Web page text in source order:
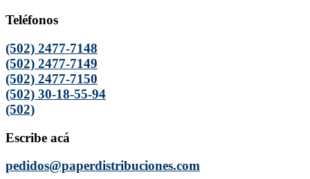
Teléfonos
(502) 2477-7148
(502) 2477-7149
(502) 2477-7150
(502) 30-18-55-94
(502)
Escribe acá
pedidos@paperdistribuciones.com